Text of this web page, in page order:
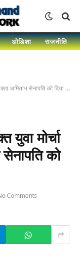
ओडिशा राजनीति
सेनापति को दिया गया सम्मान
मोर्चा
को
Comments